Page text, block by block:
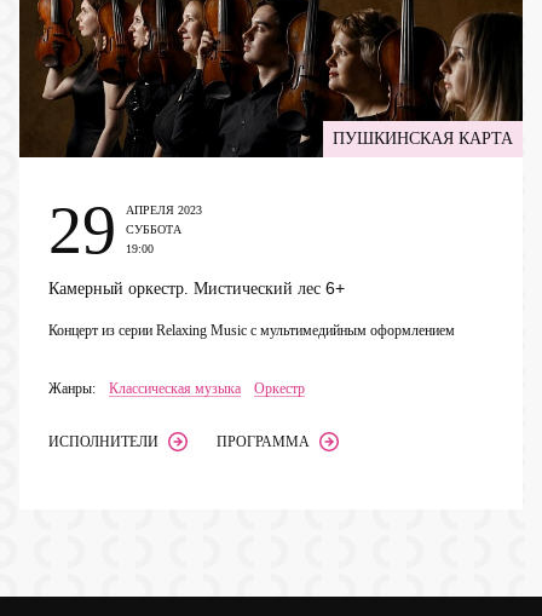
29
АПРЕЛЯ 2023
СУББОТА
19:00
Камерный оркестр. Мистический лес 6+
Концерт из серии Relaxing Music с мультимедийным оформлением
Жанры: Классическая музыка Оркестр
ИСПОЛНИТЕЛИ ПРОГРАММА
ПУШКИНСКАЯ КАРТА